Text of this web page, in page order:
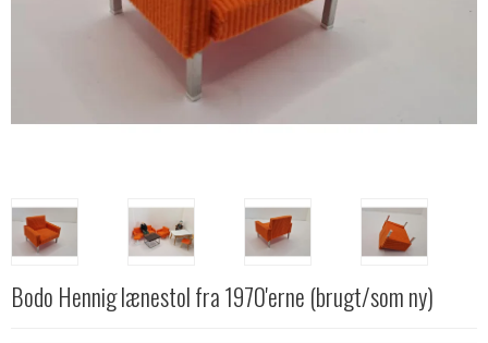
Bodo Hennig lænestol fra 1970'erne (brugt/som ny)